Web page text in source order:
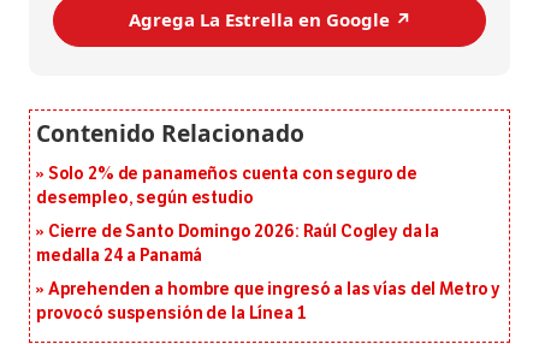
Agrega La Estrella en Google ↗️
Solo 2% de panameños cuenta con seguro de
desempleo, según estudio
Cierre de Santo Domingo 2026: Raúl Cogley da la
medalla 24 a Panamá
Aprehenden a hombre que ingresó a las vías del Metro y
provocó suspensión de la Línea 1